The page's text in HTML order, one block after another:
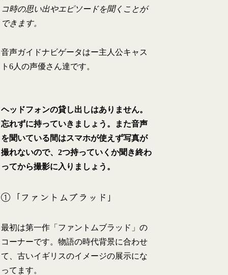
コ時の思い出やエピソードを聞くことが
できます。
音声ガイドナビゲータはー主人公キャス
ト6人の声優さん達です。
ヘッドフォンの貸し出しはありません。
忘れずに持っていきましょう。また音声
を聞いている間はスマホが使えず写真が
撮れないので、2つ持っていくか聞き終わ
ってから撮影に入りましょう。
①「ファントムブラッド」
最初は第一作「ファントムブラッド」の
コーナーです。物語の時代背景に合わせ
て、古いイギリスのイメージの展示にな
ってます。